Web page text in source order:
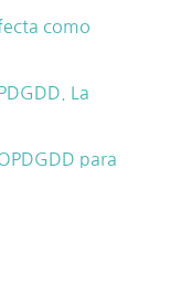
como
La
para